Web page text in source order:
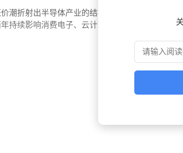
潮折射出半导体产业的结构性矛盾：AI算力需
持续影响消费电子、云计算等领域的成本结构。